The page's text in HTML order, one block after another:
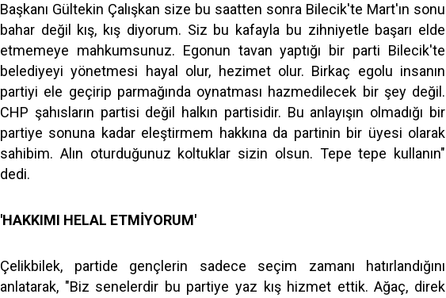
Başkanı Gültekin Çalışkan size bu saatten sonra Bilecik'te Mart'ın sonu
bahar değil kış, kış diyorum. Siz bu kafayla bu zihniyetle başarı elde
etmemeye mahkumsunuz. Egonun tavan yaptığı bir parti Bilecik'te
belediyeyi yönetmesi hayal olur, hezimet olur. Birkaç egolu insanın
partiyi ele geçirip parmağında oynatması hazmedilecek bir şey değil.
CHP şahısların partisi değil halkın partisidir. Bu anlayışın olmadığı bir
partiye sonuna kadar eleştirmem hakkına da partinin bir üyesi olarak
sahibim. Alın oturduğunuz koltuklar sizin olsun. Tepe tepe kullanın"
dedi.
'HAKKIMI HELAL ETMİYORUM'
Çelikbilek, partide gençlerin sadece seçim zamanı hatırlandığını
anlatarak, "Biz senelerdir bu partiye yaz kış hizmet ettik. Ağaç, direk